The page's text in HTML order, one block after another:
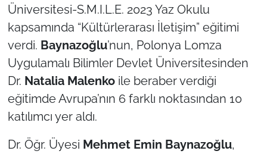
Üniversitesi-S.M.I.L.E. 2023 Yaz Okulu
kapsamında “Kültürlerarası İletişim” eğitimi
verdi. Baynazoğlu’nun, Polonya Lomza
Uygulamalı Bilimler Devlet Üniversitesinden
Dr. Natalia Malenkoile beraber verdiği
eğitimde Avrupa’nın 6 farklı noktasından 10
katılımcı yer aldı.
Dr. Öğr. Üyesi Mehmet Emin Baynazoğlu,
TÜRKİYE
Bölge
Güvenlik
Genel
Politika